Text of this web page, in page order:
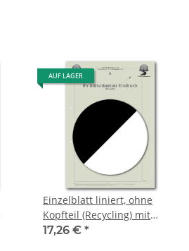
AUF LAGER
Einzelblatt liniert, ohne
Kopfteil (Recycling) mit
Eindruck in S/W, 1 Pack zu
17,26 € *